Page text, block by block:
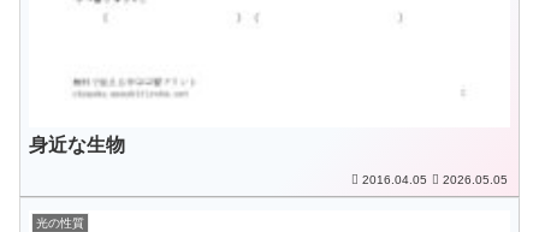
身近な生物
2016.04.05 2026.05.05
光の性質